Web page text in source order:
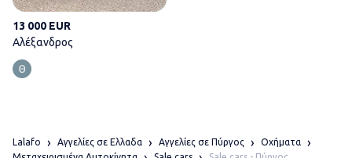
13 000 EUR
Αλέξανδρος
Lalafo Αγγελίες σε Ελλαδα Αγγελίες σε Πύργος
Οχήματα